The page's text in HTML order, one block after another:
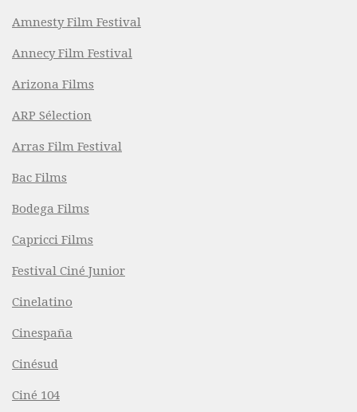
Amnesty Film Festival
Annecy Film Festival
Arizona Films
ARP Sélection
Arras Film Festival
Bac Films
Bodega Films
Capricci Films
Festival Ciné Junior
Cinelatino
Cinespaña
Cinésud
Ciné 104